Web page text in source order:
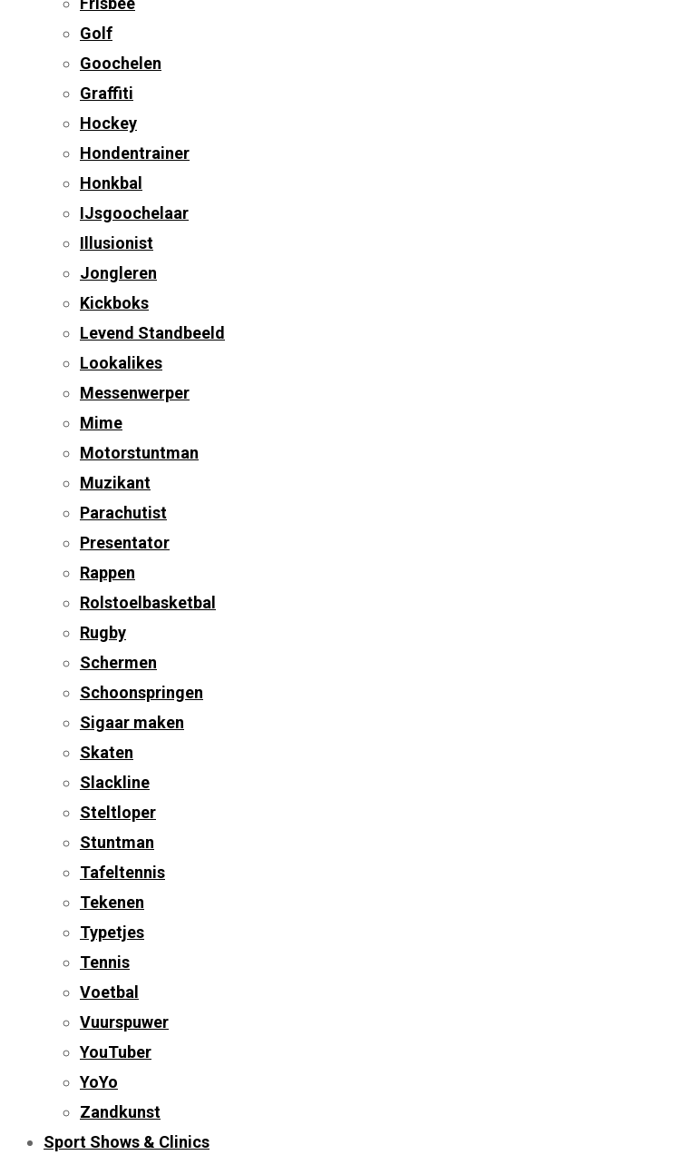
Golf
Goochelen
Graffiti
Hockey
Hondentrainer
Honkbal
IJsgoochelaar
Illusionist
Jongleren
Kickboks
Levend Standbeeld
Lookalikes
Messenwerper
Mime
Motorstuntman
Muzikant
Parachutist
Presentator
Rappen
Rolstoelbasketbal
Rugby
Schermen
Schoonspringen
Sigaar maken
Skaten
Slackline
Steltloper
Stuntman
Tafeltennis
Tekenen
Typetjes
Tennis
Voetbal
Vuurspuwer
YouTuber
YoYo
Zandkunst
Sport Shows & Clinics